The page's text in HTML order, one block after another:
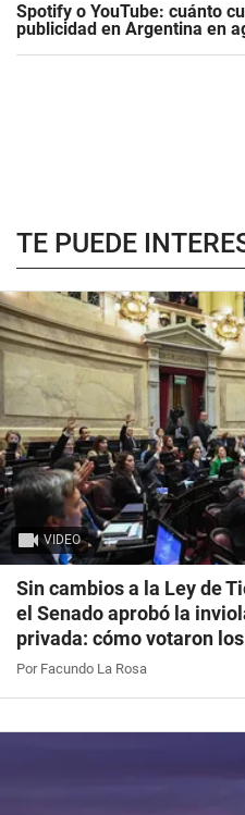
Spotify o YouTube: cuánto
publicidad en Argentina en
TE PUEDE
VIDEO
Sin cambios a la Ley de
el Senado aprobó la
privada: cómo votaron
Por Facundo La Rosa